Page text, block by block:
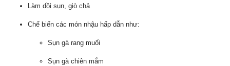
Làm dồi sụn, giò chả
Chế biến các món nhậu hấp dẫn như:
Sụn gà rang muối
Sụn gà chiên mắm